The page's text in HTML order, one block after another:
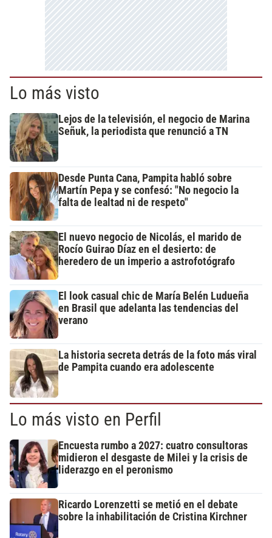
Lo más visto
Lejos de la televisión, el negocio de Marina
Señuk, la periodista que renunció a TN
Desde Punta Cana, Pampita habló sobre
Martín Pepa y se confesó: "No negocio la
falta de lealtad ni de respeto"
El nuevo negocio de Nicolás, el marido de
Rocío Guirao Díaz en el desierto: de
heredero de un imperio a astrofotógrafo
El look casual chic de María Belén Ludueña
en Brasil que adelanta las tendencias del
verano
La historia secreta detrás de la foto más viral
de Pampita cuando era adolescente
Lo más visto en Perfil
Encuesta rumbo a 2027: cuatro consultoras
midieron el desgaste de Milei y la crisis de
liderazgo en el peronismo
Ricardo Lorenzetti se metió en el debate
sobre la inhabilitación de Cristina Kirchner